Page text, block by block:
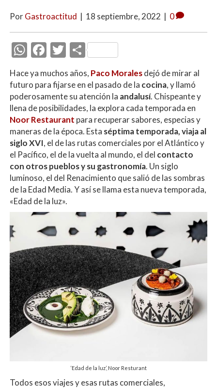
PorGastroactitud | 18 septiembre, 2022 | 0
W
at
s
A
p
p
F
ac
e
b
o
o
k
T
w
itt
er
C
m
p
ar
ti
r
Hace ya muchos años, Paco Moralesdejó de mirar al
futuro para fijarse en el pasado de la cocina, y llamó
poderosamente su atención la andalusí. Chispeante y
llena de posibilidades, la explora cada temporada en
Noor Restaurant para recuperar sabores, especias y
maneras de la época. Esta séptima temporada, viaja al
siglo XVI, el de las rutas comerciales por el Atlántico y
el Pacífico, el de la vuelta al mundo, el del contacto
con otros pueblos y su gastronomía. Un siglo
luminoso, el del Renacimiento que salió de las sombras
de la Edad Media. Y así se llama esta nueva temporada,
«Edad de la luz».
‘Edad de la luz’, Noor Resturant
Todos esos viajes y esas rutas comerciales,